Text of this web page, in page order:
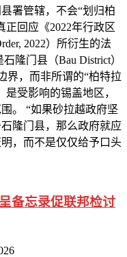
署管辖，不会“划归柏
正回应《2022年行政区
2022）所衍生的法
隆门县（Bau District）
界，而非所谓的“柏特拉
受影响的锡盖地区，
。 “如果砂拉越政府坚
隆门县，那么政府就应
，而不是仅仅给予口头
备忘录促联邦检讨